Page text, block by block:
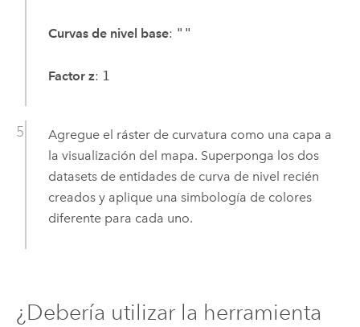
Curvas de nivel base: ""
Factor z: 1
Agregue el ráster de curvatura como una capa a
la visualización del mapa. Superponga los dos
datasets de entidades de curva de nivel recién
creados y aplique una simbología de colores
diferente para cada uno.
¿Debería utilizar la herramienta